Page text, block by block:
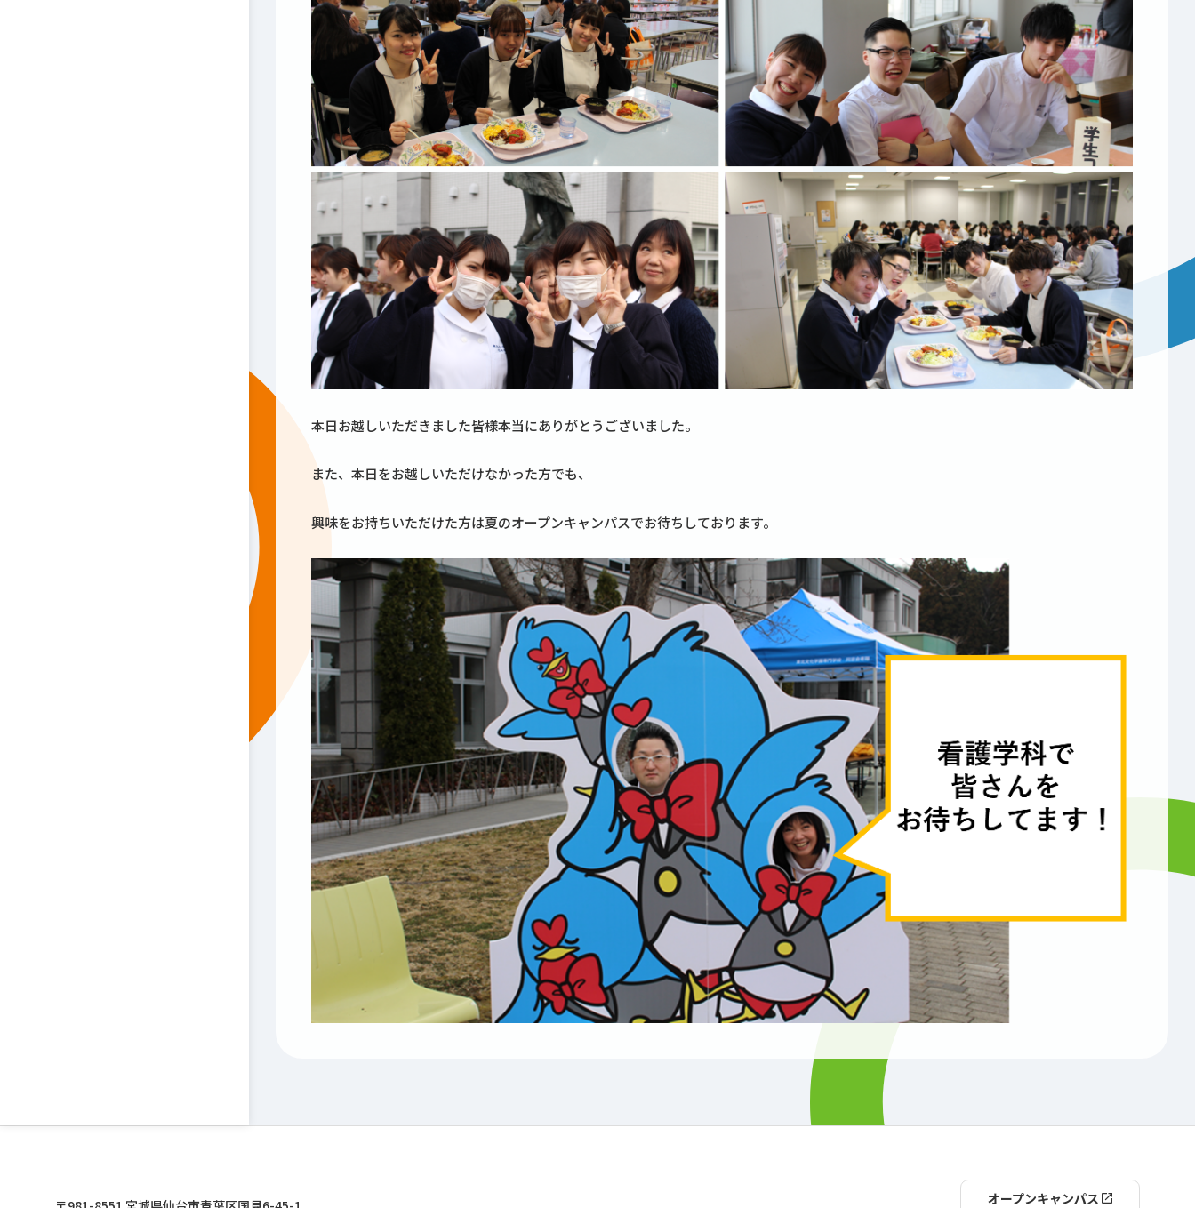
本日お越しいただきました皆様本当にありがとうございました。
また、本日をお越しいただけなかった方でも、
興味をお持ちいただけた方は夏のオープンキャンパスでお待ちしております。
オープンキャンパス